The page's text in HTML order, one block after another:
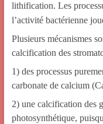
lithification. Les
l’activité bactérienne
Plusieurs mécanismes
calcification des
1) des processus
carbonate de calcium
2) une calcification des
photosynthétique,